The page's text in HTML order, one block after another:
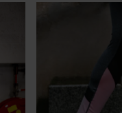
je al met
wandelen